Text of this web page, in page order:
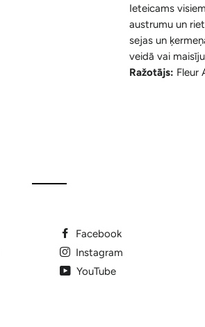
Ieteicams
austrumu un
sejas un
veidā vai
Ražotājs: Fleur
Facebook
Instagram
YouTube